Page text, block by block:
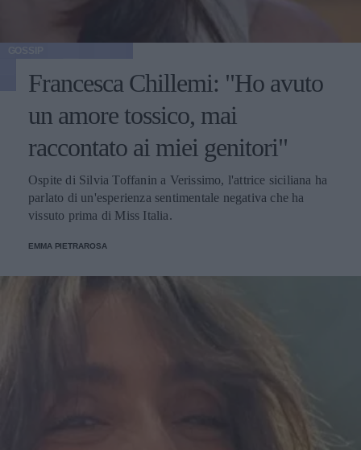
Francesca Chillemi: "Ho avuto
un amore tossico, mai
raccontato ai miei genitori"
Ospite di Silvia Toffanin a Verissimo, l'attrice siciliana ha
parlato di un'esperienza sentimentale negativa che ha
vissuto prima di Miss Italia.
EMMA PIETRAROSA